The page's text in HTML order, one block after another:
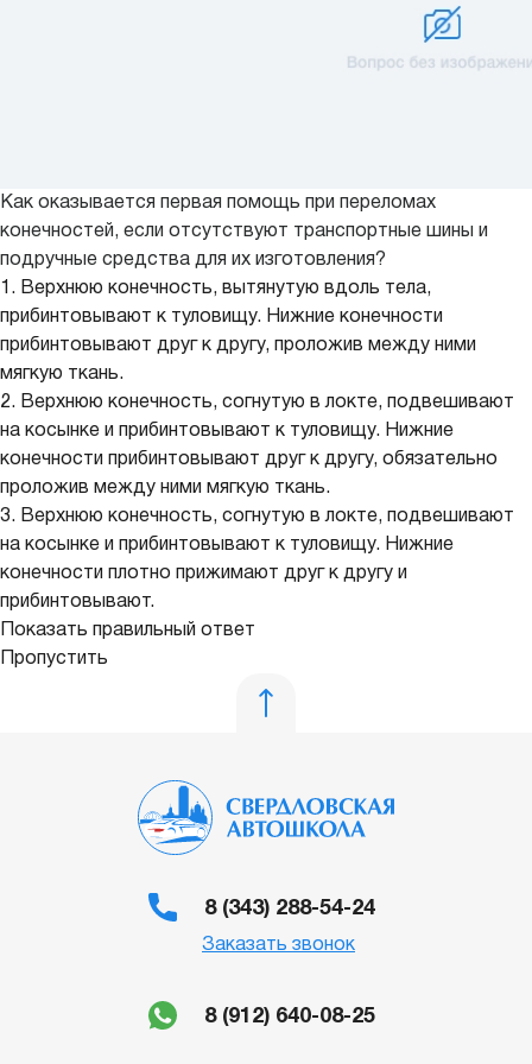
Как оказывается первая помощь при переломах
конечностей, если отсутствуют транспортные шины и
подручные средства для их изготовления?
1. Верхнюю конечность, вытянутую вдоль тела,
прибинтовывают к туловищу. Нижние конечности
прибинтовывают друг к другу, проложив между ними
мягкую ткань.
2. Верхнюю конечность, согнутую в локте, подвешивают
на косынке и прибинтовывают к туловищу. Нижние
конечности прибинтовывают друг к другу, обязательно
проложив между ними мягкую ткань.
3. Верхнюю конечность, согнутую в локте, подвешивают
на косынке и прибинтовывают к туловищу. Нижние
конечности плотно прижимают друг к другу и
прибинтовывают.
Показать правильный ответ
Пропустить
8 (343) 288-54-24
Заказать звонок
8 (912) 640-08-25